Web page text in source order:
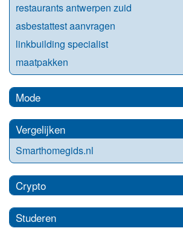
restaurants antwerpen zuid
asbestattest aanvragen
linkbuilding specialist
maatpakken
Mode
Vergelijken
Smarthomegids.nl
Crypto
Studeren